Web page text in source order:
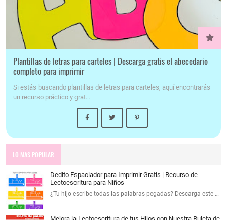
Plantillas de letras para carteles | Descarga gratis el abecedario
completo para imprimir
Si estás buscando plantillas de letras para carteles, aquí encontrarás
un recurso práctico y grat…
LO MAS POPULAR
Dedito Espaciador para Imprimir Gratis | Recurso de
Lectoescritura para Niños
¿Tu hijo escribe todas las palabras pegadas? Descarga este …